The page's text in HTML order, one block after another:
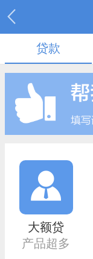
贷款
大额贷
产品超多